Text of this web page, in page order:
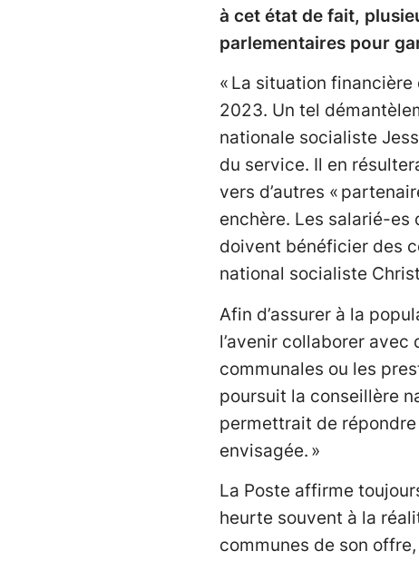
à cet état de fait,
parlementaires pour
« La situation
2023. Un tel
nationale socialiste
du service. Il en
vers d’autres «
enchère. Les salarié-es
doivent bénéficier des
national socialiste
Afin d’assurer à la
l’avenir collaborer
communales ou les
poursuit la conseillère
permettrait de
envisagée. »
La Poste affirme
heurte souvent à la
communes de son